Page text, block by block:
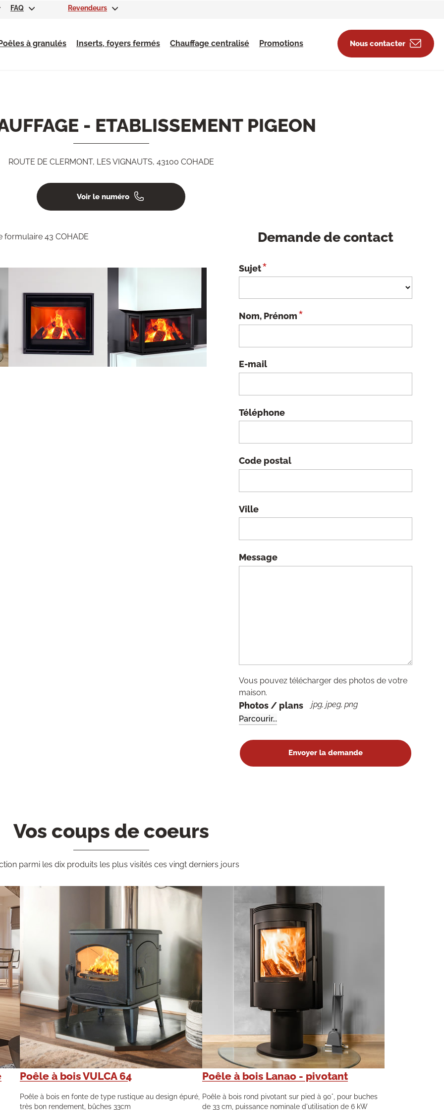
à granulés Inserts, foyers fermés Chauffage centralisé Promotions Nous contacter
FAQ Revendeurs
- ETABLISSEMENT PIGEON
ROUTE DE CLERMONT, LES VIGNAUTS, 43100 COHADE
Voir le numéro
Demande de contact
Sujet*
Nom, Prénom*
E-mail
Téléphone
Code postal
Ville
Message
Vous pouvez télécharger des photos de votre
maison.
Photos / plans jpg, jpeg, png
Vos coups de coeurs
parmi les dix produits les plus visités ces vingt derniers jours
Poêle à bois VULCA 64
Poêle à bois en fonte de type rustique au design épuré,
très bon rendement, bûches 33cm
Poêle à bois Lanao - pivotant
Poêle à bois rond pivotant sur pied à 90°, pour buches
de 33 cm, puissance nominale d'utilisation de 6 kW